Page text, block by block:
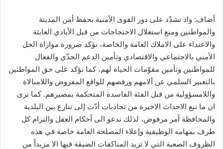
أضاف: واذ نشدّد على دور القوى الأمنية بحفظ أمن المدينة
والمواطنين ومنع استغلال الاحتجاجات من قبل الأيادي العابثة
والاعتداء على الاملاك العامة والخاصة، نؤكد ضرورة موازاة الحل
الأمني بالاجتماعي والاقتصادي وتأمين الدعم الجدّي والفعال
للمواطنين وتأمين مقوّمات الحياة لهم، كما نؤكد على حق المواطنين
بالتعبير السلمي عن آلامهم ورفضهم للواقع المفروض واللامبالاة
واللامسؤولية من قبل الفئة الفاسدة المتحكمة بمصيرهم. كما نرى
ان ما تبع الاحداث الاخيرة من تجاذبات أدّت إلى تنازع بين البلدية
والمحافظة أمر مرفوض، لذلك ندعو الى أحكام العقل والتزام كل
طرف بمهامه الوظيفية وإعلاء المصلحة العامة خاصة في هذه
الظروف الصعبة التي لا تزيد المناكفات الضيقة فيها الا مزيداً من